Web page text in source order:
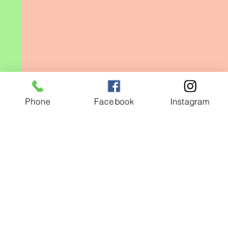
Phone Facebook Instagram